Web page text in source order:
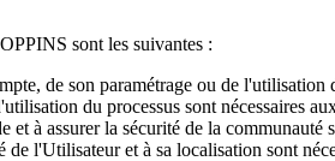
sont les suivantes :
de son paramétrage ou de
du processus sont nécessaires
et à assurer la sécurité de la
l'Utilisateur et à sa localisation sont